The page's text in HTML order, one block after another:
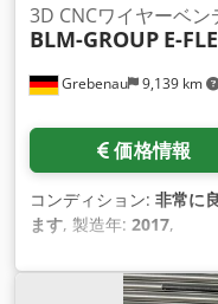
Grebenau 9,139 km
3D CNCワイヤーベ
BLM-GROUP E-
価格情報
コンディション: 非常に
ます, 製造年: 2017,